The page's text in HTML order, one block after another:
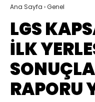
Ana Sayfa ›Genel
LGS
İLK
RAPORU